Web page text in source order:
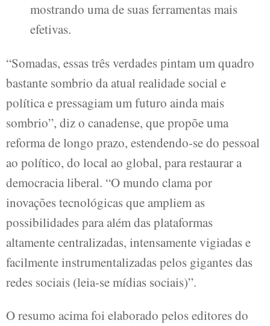
mostrando uma de suas ferramentas mais
efetivas.
“Somadas, essas três verdades pintam um quadro
bastante sombrio da atual realidade social e
política e pressagiam um futuro ainda mais
sombrio”, diz o canadense, que propõe uma
reforma de longo prazo, estendendo-se do pessoal
ao político, do local ao global, para restaurar a
democracia liberal. “O mundo clama por
inovações tecnológicas que ampliem as
possibilidades para além das plataformas
altamente centralizadas, intensamente vigiadas e
facilmente instrumentalizadas pelos gigantes das
redes sociais (leia-se mídias sociais)”.
O resumo acima foi elaborado pelos editores do